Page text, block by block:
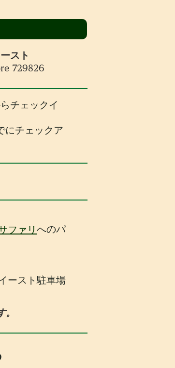
スト
729826
チェックイ
にチェックア
ファリへのパ
ースト駐車場